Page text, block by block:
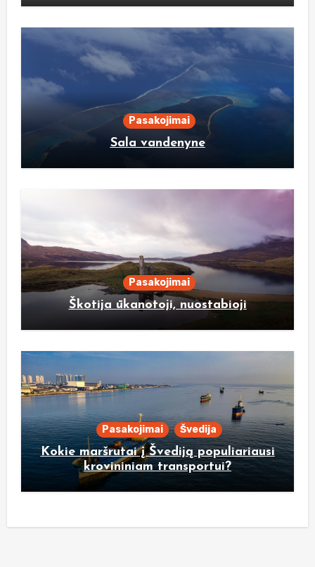
Pasakojimai
Sala vandenyne
Pasakojimai
Škotija ūkanotoji, nuostabioji
Pasakojimai Švedija
Kokie maršrutai į Švediją populiariausi
krovininiam transportui?